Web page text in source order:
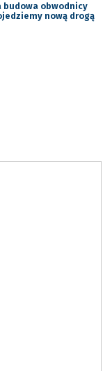
obwodnicy
nową drogą